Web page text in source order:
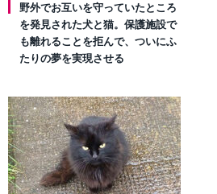
野外でお互いを守っていたところ
を発見された犬と猫。保護施設で
も離れることを拒んで、ついにふ
たりの夢を実現させる